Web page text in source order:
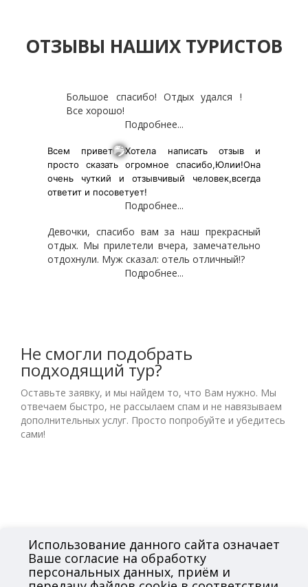
ОТЗЫВЫ НАШИХ ТУРИСТОВ
Большое спасибо! Отдых удался !
Все хорошо!
Подробнее...
Всем привет
Хотела написать отзыв и
просто сказать огромное спасибо,Юлии!Она
очень чуткий и отзывчивый человек,всегда
ответит и посоветует!
Подробнее...
Девочки, спасибо вам за наш прекрасный
отдых. Мы прилетели вчера, замечательно
отдохнули. Муж сказал: отель отличный!?
Подробнее...
Не смогли подобрать
подходящий тур?
Оставьте заявку, и мы найдем то, что Вам нужно. Мы
отвечаем быстро, не рассылаем спам и не навязываем
дополнительных услуг. Просто попробуйте и убедитесь
сами!
2026 © Сеть Магазинов Горящих Путевок
положение об обработке персональных данных
Использование данного сайта означает
Ваше согласие на обработку
персональных данных, приём и